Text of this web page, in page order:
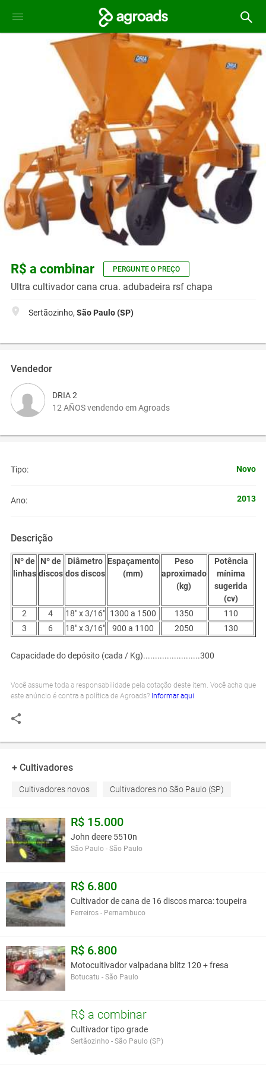
R$ a combinar PERGUNTE O PREÇO
Ultra cultivador cana crua. adubadeira rsf chapa
Sertãozinho, São Paulo (SP)
Vendedor
DRIA 2
12 AÑOS vendendo em Agroads
Tipo: Novo
Ano: 2013
Descrição
Nº de
linhas
Nº de
discos
Diâmetro
dos discos
Espaçamento
(mm)
Peso
aproximado
(kg)
Potência
mínima
sugerida
(cv)
2
4 18" x 3/16" 1300 a 1500 1350
110
3
6 18" x 3/16" 900 a 1100 2050 130
Capacidade do depósito (cada / Kg)........................300
Você assume toda a responsabilidade pela cotação deste item. Você acha que
este anúncio é contra a política de Agroads? Informar aqui
+ Cultivadores
Cultivadores novos Cultivadores no São Paulo (SP)
R$ 15.000
John deere 5510n
São Paulo - São Paulo
R$ 6.800
Cultivador de cana de 16 discos marca: toupeira
Ferreiros - Pernambuco
R$ 6.800
Motocultivador valpadana blitz 120 + fresa
Botucatu - São Paulo
R$ a combinar
Cultivador tipo grade
Sertãozinho - São Paulo (SP)